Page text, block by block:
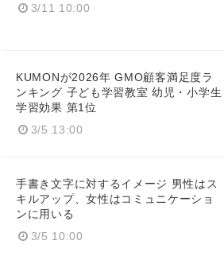
3/11 10:00
KUMONが2026年 GMO顧客満足度ラ
ンキング 子ども学習教室 幼児・小学生
学習効果 第1位
3/5 13:00
手書き文字に対するイメージ 男性はス
キルアップ、女性はコミュニケーショ
ンに用いる
3/5 10:00